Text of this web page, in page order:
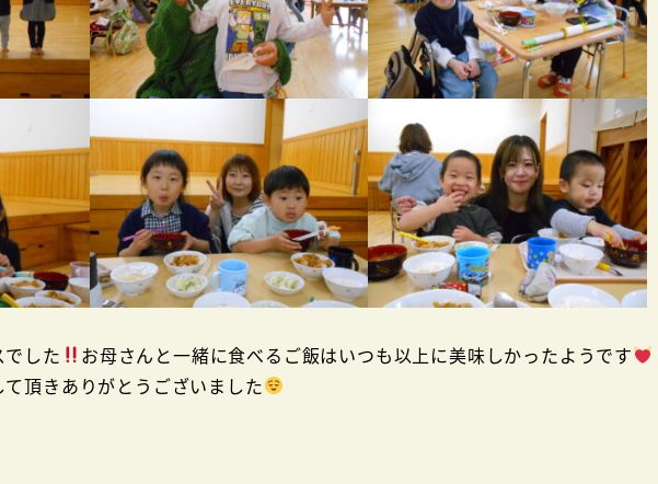
した
お母さんと一緒に食べるご飯はいつも以上に美味しかったようです
頂きありがとうございました